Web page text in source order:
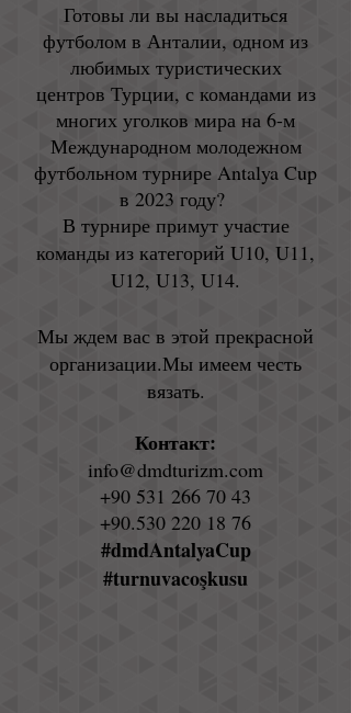
Готовы ли вы насладиться
футболом в Анталии, одном из
любимых туристических
центров Турции, с командами из
многих уголков мира на 6-м
Международном молодежном
футбольном турнире Antalya Cup
в 2023 году?
В турнире примут участие
команды из категорий U10, U11,
U12, U13, U14.
Мы ждем вас в этой прекрасной
организации.Мы имеем честь
вязать.
Контакт:
info@dmdturizm.com
+90 531 266 70 43
+90.530 220 18 76
#dmdAntalyaCup
#turnuvacoşkusu